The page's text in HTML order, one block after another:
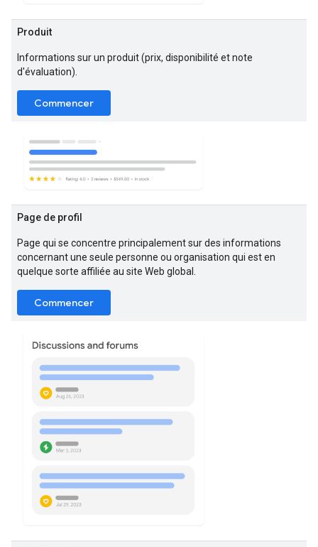
Produit
Informations sur un produit (prix, disponibilité et note
d'évaluation).
Commencer
Page de profil
Page qui se concentre principalement sur des informations
concernant une seule personne ou organisation qui est en
quelque sorte affiliée au site Web global.
Commencer